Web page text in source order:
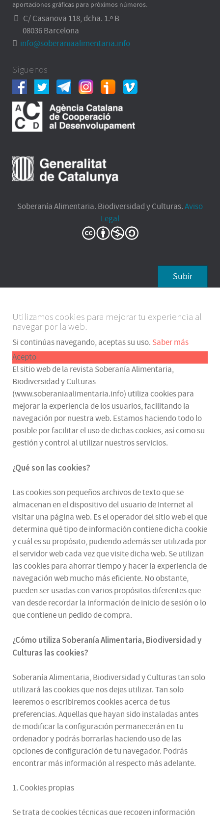
aportaciones gráficas para próximos números.
C/ Casanova 118, dcha. 1.º B
08036 Barcelona
info@soberaniaalimentaria.info
Síguenos
Soberanía Alimentaria. Biodiversidad y Culturas.Aviso
Legal
Subir
Utilizamos cookies para mejorar tu experiencia al
navegar por la web.
Si continúas navegando, aceptas su uso. Saber más
Acepto
El sitio web de la revista Soberanía Alimentaria,
Biodiversidad y Culturas
(www.soberaniaalimentaria.info) utiliza cookies para
mejorar la experiencia de los usuarios, facilitando la
navegación por nuestra web. Estamos haciendo todo lo
posible por facilitar el uso de dichas cookies, así como su
gestión y control al utilizar nuestros servicios.
¿Qué son las cookies?
Las cookies son pequeños archivos de texto que se
almacenan en el dispositivo del usuario de Internet al
visitar una página web. Es el operador del sitio web el que
determina qué tipo de información contiene dicha cookie
y cuál es su propósito, pudiendo además ser utilizada por
el servidor web cada vez que visite dicha web. Se utilizan
las cookies para ahorrar tiempo y hacer la experiencia de
navegación web mucho más eficiente. No obstante,
pueden ser usadas con varios propósitos diferentes que
van desde recordar la información de inicio de sesión o lo
que contiene un pedido de compra.
¿Cómo utilizaSoberanía Alimentaria, Biodiversidad y
Culturas las cookies?
Soberanía Alimentaria, Biodiversidad y Culturas tan solo
utilizará las cookies que nos dejes utilizar. Tan solo
leeremos o escribiremos cookies acerca de tus
preferencias. Aquellas que hayan sido instaladas antes
de modificar la configuración permanecerán en tu
ordenador y podrás borrarlas haciendo uso de las
opciones de configuración de tu navegador. Podrás
encontrar más información al respecto más adelante.
1. Cookies propias
Se trata de cookies técnicas que recogen información